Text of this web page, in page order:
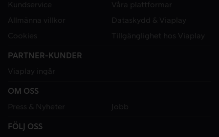
Kundservice
Våra plattformar
Allmänna villkor
Dataskydd & Viaplay
Cookies
Tillgänglighet hos Viaplay
PARTNER-KUNDER
Viaplay ingår
OM OSS
Press & Nyheter
Jobb
FÖLJ OSS